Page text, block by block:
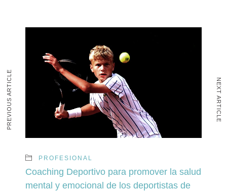
PROFESIONAL
Coaching Deportivo para promover la salud
mental y emocional de los deportistas de
PREVIOUS ARTICLE NEXT ARTICLE